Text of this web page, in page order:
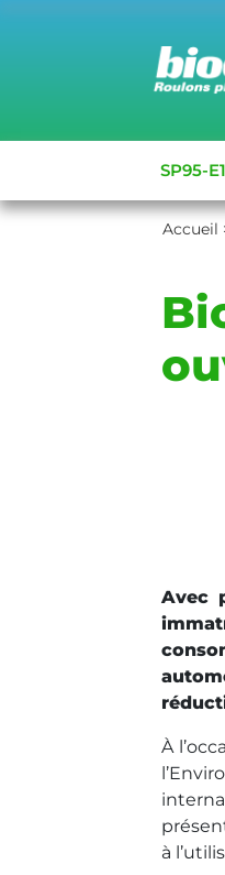
SP95-
Accueil
Avec
À
à